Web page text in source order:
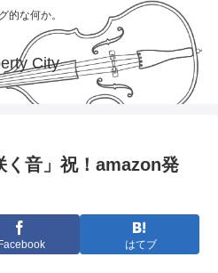
的な何か。
City
く音」祝！amazon発
はてブ